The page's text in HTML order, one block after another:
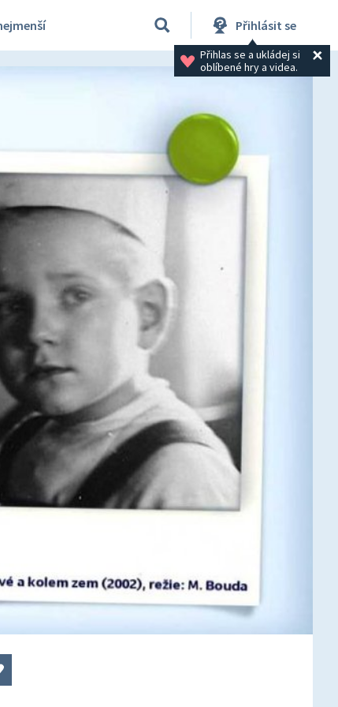
Přihlásit se
Přihlas se a ukládej si
oblíbené hry a videa.